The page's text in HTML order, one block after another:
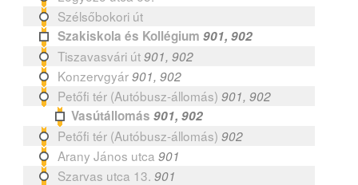
Szélsőbokori út
Szakiskola és Kollégium 901, 902
Tiszavasvári út901, 902
Konzervgyár901, 902
Petőfi tér (Autóbusz-állomás) 901, 902
Vasútállomás 901, 902
Petőfi tér (Autóbusz-állomás) 902
Arany János utca 901
Szarvas utca 13. 901